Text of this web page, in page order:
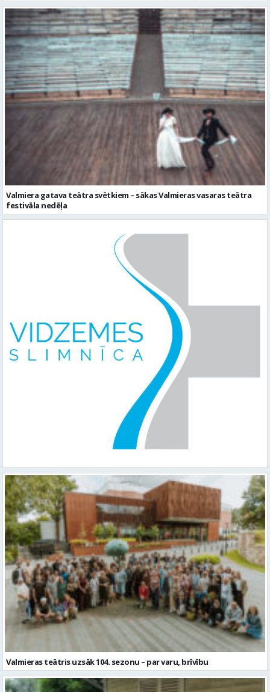
Valmiera gatava teātra svētkiem – sākas Valmieras vasaras teātra
festivāla nedēļa
Valmieras teātris uzsāk 104. sezonu – par varu, brīvību